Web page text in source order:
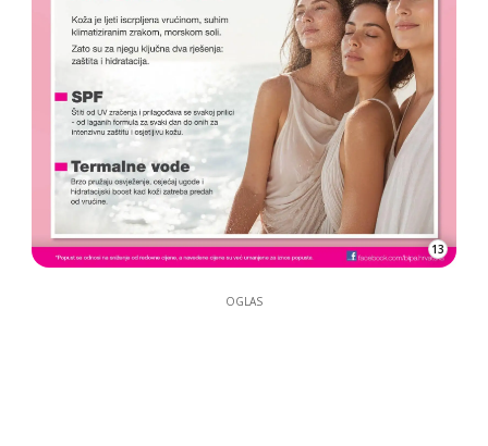
13
OGLAS